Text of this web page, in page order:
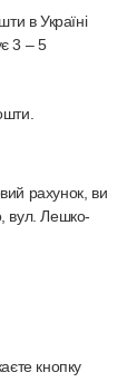
в Україні
3 – 5
рахунок, ви
вул. Лешко-
кнопку